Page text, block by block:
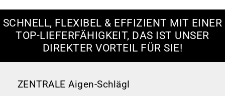
SCHNELL, FLEXIBEL & EFFIZIENT MIT EINER
TOP-LIEFERFÄHIGKEIT, DAS IST UNSER
DIREKTER VORTEIL FÜR SIE!
ZENTRALE Aigen-Schlägl